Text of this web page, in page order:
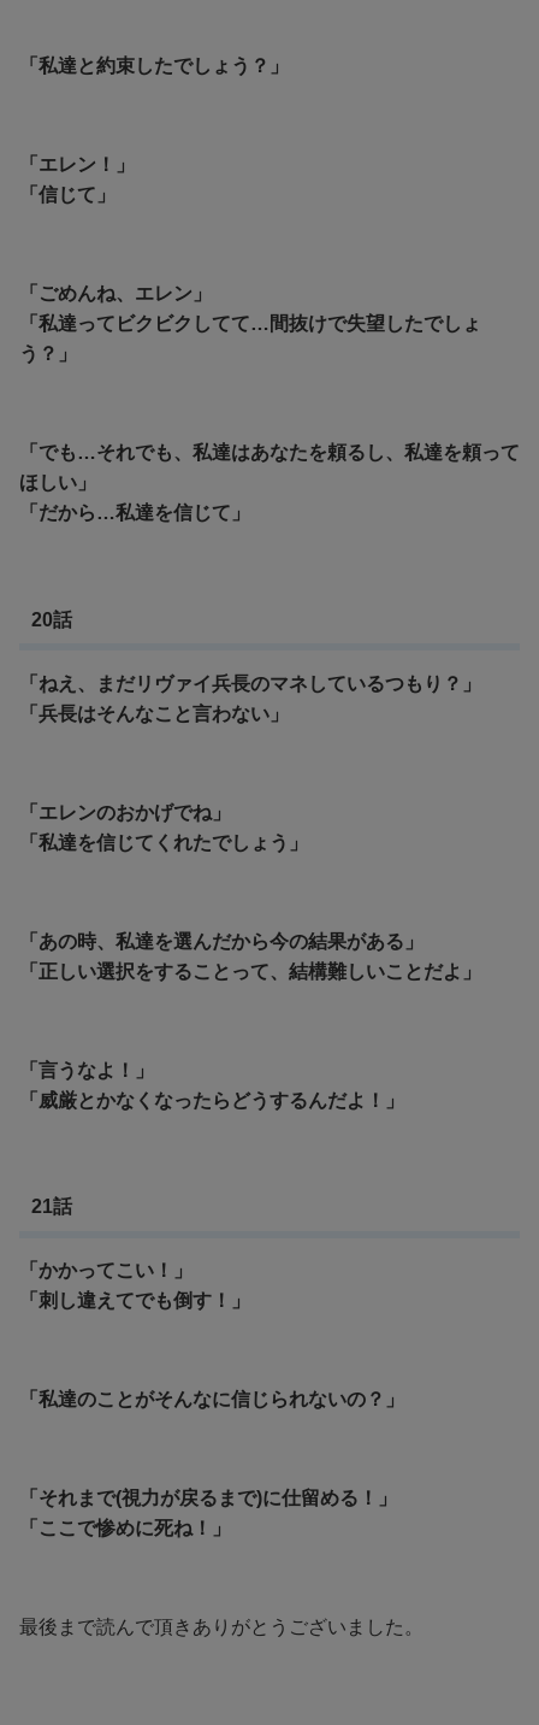
「私達と約束したでしょう？」
「エレン！」
「信じて」
「ごめんね、エレン」
「私達ってビクビクしてて…間抜けで失望したでしょ
う？」
「でも…それでも、私達はあなたを頼るし、私達を頼って
ほしい」
「だから…私達を信じて」
20話
「ねえ、まだリヴァイ兵長のマネしているつもり？」
「兵長はそんなこと言わない」
「エレンのおかげでね」
「私達を信じてくれたでしょう」
「あの時、私達を選んだから今の結果がある」
「正しい選択をすることって、結構難しいことだよ」
「言うなよ！」
「威厳とかなくなったらどうするんだよ！」
21話
「かかってこい！」
「刺し違えてでも倒す！」
「私達のことがそんなに信じられないの？」
「それまで(視力が戻るまで)に仕留める！」
「ここで惨めに死ね！」
最後まで読んで頂きありがとうございました。